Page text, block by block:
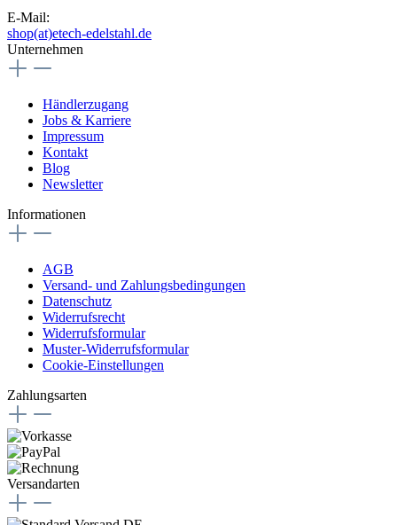
E-Mail:
shop(at)etech-edelstahl.de
Unternehmen
Händlerzugang
Jobs & Karriere
Impressum
Kontakt
Blog
Newsletter
Informationen
AGB
Versand- und Zahlungsbedingungen
Datenschutz
Widerrufsrecht
Widerrufsformular
Muster-Widerrufsformular
Cookie-Einstellungen
Zahlungsarten
Versandarten